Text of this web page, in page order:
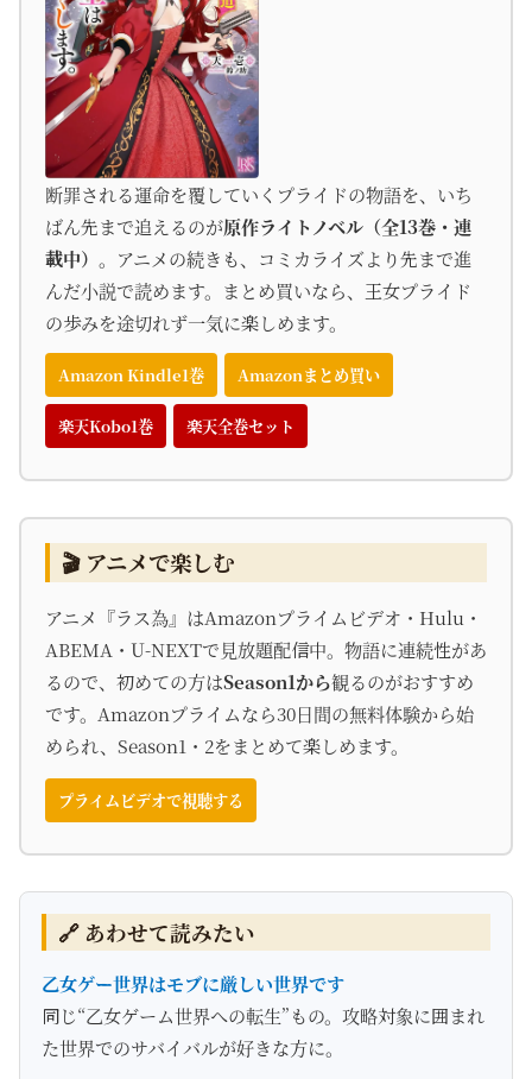
断罪される運命を覆していくプライドの物語を、いち
ばん先まで追えるのが原作ライトノベル（全13巻・連
載中） 。アニメの続きも、コミカライズより先まで進
んだ小説で読めます。まとめ買いなら、王女プライド
の歩みを途切れず一気に楽しめます。
Amazon Kindle1巻 Amazonまとめ買い
楽天Kobo1巻 楽天全巻セット
🎬 アニメで楽しむ
アニメ『ラス為』はAmazonプライムビデオ・Hulu・
ABEMA・U-NEXTで見放題配信中。物語に連続性があ
るので、初めての方はSeason1から観るのがおすすめ
です。Amazonプライムなら30日間の無料体験から始
められ、Season1・2をまとめて楽しめます。
プライムビデオで視聴する
🔗 あわせて読みたい
乙女ゲー世界はモブに厳しい世界です
同じ“乙女ゲーム世界への転生”もの。攻略対象に囲まれ
た世界でのサバイバルが好きな方に。